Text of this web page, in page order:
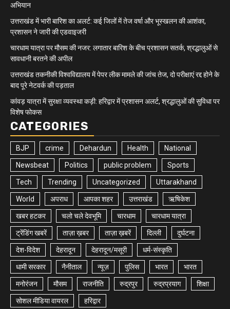
अभियान
उत्तराखंड में भारी बारिश का अलर्ट: कई जिलों में तेज वर्षा और भूस्खलन की आशंका,
प्रशासन ने जारी की एडवाइजरी
चारधाम यात्रा पर मौसम की नजर: लगातार बारिश के बीच प्रशासन सतर्क, श्रद्धालुओं से
सावधानी बरतने की अपील
उत्तराखंड तकनीकी विश्वविद्यालय में पेपर लीक मामले की जांच तेज, दो परीक्षाएं रद्द होने के
बाद पूरे नेटवर्क की पड़ताल
कांवड़ यात्रा में सुरक्षा व्यवस्था कड़ी: हरिद्वार में प्रशासन अलर्ट, श्रद्धालुओं की सुविधा पर
विशेष फोकस
CATEGORIES
BJP crime Dehardun Health National
Newsbeat Politics public problem Sports
Tech Trending Uncategorized Uttarakhand
World अपराध आपका शहर उत्तराखंड ऋषिकेश
खबर हटकर चलो चले देवभूमि चारधाम चारधाम यात्रा
ट्रेंडिंग खबरें ताज़ा ख़बर ताज़ा ख़बरें दिल्ली दुर्घटना
देश-विदेश देहरादून देहरादून/मसूरी धर्म-संस्कृति
धामी सरकार नैनीताल न्यूज़ पुलिस भारत भारत
मनोरंजन मौसम राजनीति रुद्रपुर रुद्रप्रयाग शिक्षा
सोशल मीडिया वायरल हरिद्वार